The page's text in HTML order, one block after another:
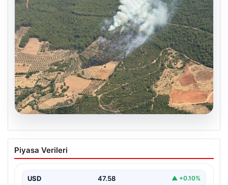
Muğla Yatağan’da orman yangını
Piyasa Verileri
USD 47.58 ▲ +0.10%